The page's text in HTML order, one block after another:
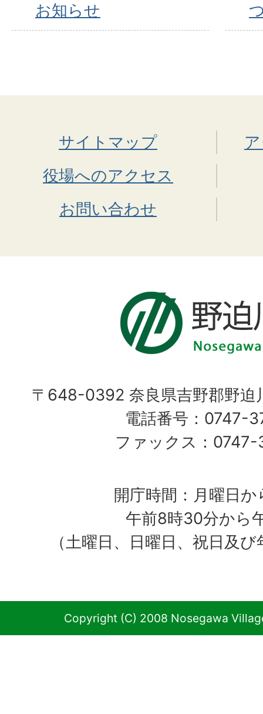
お知らせ
サイトマップ
役場へのアクセス
お問い合わせ
〒648-0392 奈良県吉野郡野迫
電話番号：0747-
ファックス：
開庁時間：月曜日か
午前8時30分から
（土曜日、日曜日、祝日及
Copyright (C) 2008 Nosegawa